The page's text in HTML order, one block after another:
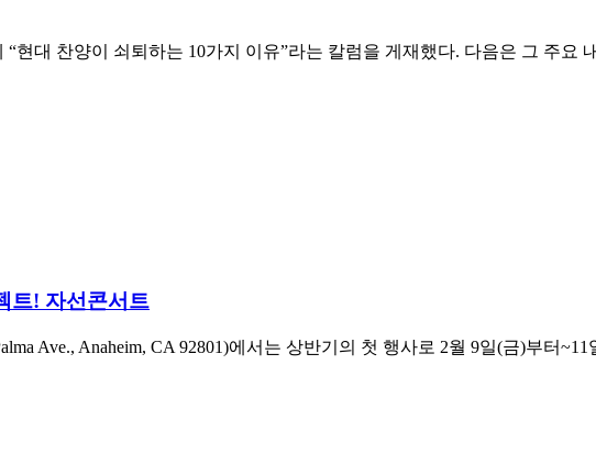
대 찬양이 쇠퇴하는 10가지 이유”라는 칼럼을 게재했다. 다음은 그 주요
트! 자선콘서트
Ave., Anaheim, CA 92801)에서는 상반기의 첫 행사로 2월 9일(금)부터